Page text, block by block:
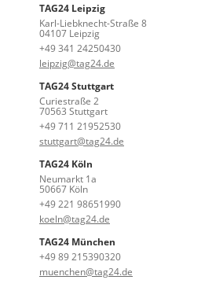
TAG24 Leipzig
Karl-Liebknecht-Straße 8
04107 Leipzig
+49 341 24250430
leipzig@tag24.de
TAG24 Stuttgart
Curiestraße 2
70563 Stuttgart
+49 711 21952530
stuttgart@tag24.de
TAG24 Köln
Neumarkt 1a
50667 Köln
+49 221 98651990
koeln@tag24.de
TAG24 München
+49 89 215390320
muenchen@tag24.de